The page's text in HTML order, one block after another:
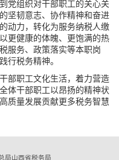
党组织对干部职工的关心关
坚韧意志、协作精神和奋进
动力，转化为服务纳税人缴
更健康的体魄、更饱满的热
服务、政策落实等本职岗
行税务精神。
部职工文化生活，着力营造
体干部职工以昂扬的精神状
质量发展贡献更多税务智慧
局山西省税务局